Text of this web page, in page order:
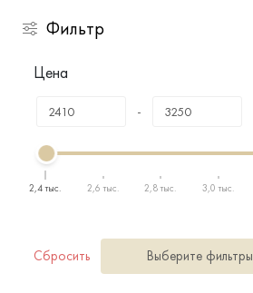
Террасная доска
Ступени
Фильтр
Цена
-
2,4 тыс. 2,6 тыс. 2,8 тыс. 3,0 тыс.
Сбросить Выберите фильтры